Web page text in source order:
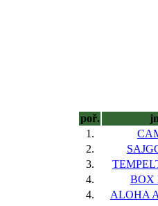
poř.
1.
2.
3.
4.
BOX
4.
ALOHA